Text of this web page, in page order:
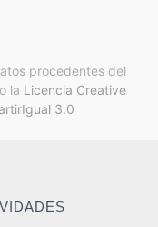
procedentes del
la Licencia Creative
3.0